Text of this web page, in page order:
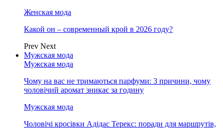
Женская мода
Какой он – современный крой в 2026 году?
Prev Next
Мужская мода
Мужская мода
Чому на вас не тримаються парфуми: 3 причини, чому
чоловічий аромат зникає за годину
Мужская мода
Чоловічі кросівки Адідас Терекс: поради для маршрутів,